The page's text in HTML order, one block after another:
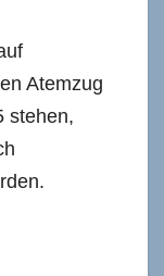
Atemzug
stehen,